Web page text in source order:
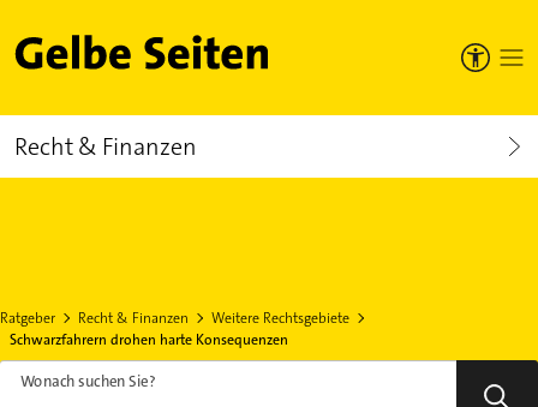
Gelbe Seiten
Recht & Finanzen
Ratgeber Recht & Finanzen
Weitere Rechtsgebiete
Schwarzfahrern drohen harte Konsequenzen
Wonach suchen Sie?